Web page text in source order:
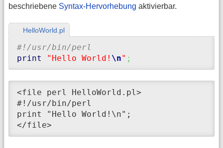
beschriebene Syntax-Hervorhebung aktivierbar.
HelloWorld.pl
#!/usr/bin/perl
print
"Hello World! \n" ;
<file perl HelloWorld.pl>
#!/usr/bin/perl
print "Hello World!\n";
</file>